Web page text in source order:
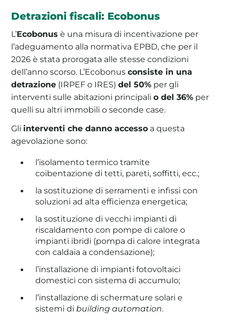
Detrazioni fiscali: Ecobonus
L’Ecobonus è una misura di incentivazione per
l’adeguamento alla normativa EPBD, che per il
2026 è stata prorogata alle stesse condizioni
dell’anno scorso. L’Ecobonusconsiste in una
detrazione (IRPEF o IRES)del 50% per gli
interventi sulle abitazioni principalio del 36% per
quelli su altri immobili o seconde case.
Gli interventi che danno accesso a questa
agevolazione sono:
l’isolamento termico tramite
coibentazione di tetti, pareti, soffitti, ecc.;
la sostituzione di serramenti e infissi con
soluzioni ad alta efficienza energetica;
la sostituzione di vecchi impianti di
riscaldamento con pompe di calore o
impianti ibridi (pompa di calore integrata
con caldaia a condensazione);
l’installazione di impianti fotovoltaici
domestici con sistema di accumulo;
l’installazione di schermature solari e
sistemi di building automation.